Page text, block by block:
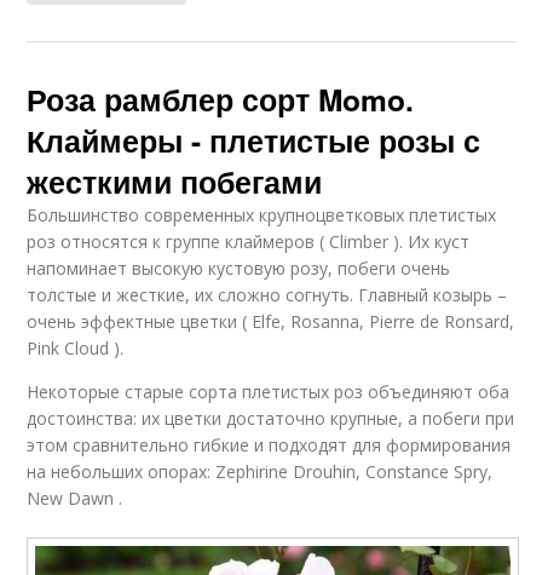
Роза рамблер сорт Momo.
Клаймеры - плетистые розы с
жесткими побегами
Большинство современных крупноцветковых плетистых
роз относятся к группе клаймеров ( Climber ). Их куст
напоминает высокую кустовую розу, побеги очень
толстые и жесткие, их сложно согнуть. Главный козырь –
очень эффектные цветки ( Elfe, Rosanna, Pierre de Ronsard,
Pink Cloud ).
Некоторые старые сорта плетистых роз объединяют оба
достоинства: их цветки достаточно крупные, а побеги при
этом сравнительно гибкие и подходят для формирования
на небольших опорах: Zephirine Drouhin, Constance Spry,
New Dawn .